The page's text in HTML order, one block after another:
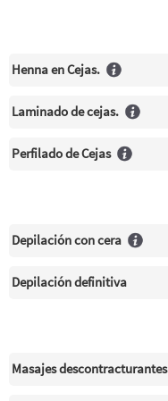
Henna en Cejas.
Laminado de cejas.
Perfilado de Cejas
Depilación con cera
Depilación definitiva
Masajes descontracturantes